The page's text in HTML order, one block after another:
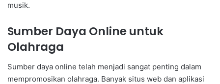
musik.
Sumber Daya Online untuk
Olahraga
Sumber daya online telah menjadi sangat penting dalam
mempromosikan olahraga. Banyak situs web dan aplikasi